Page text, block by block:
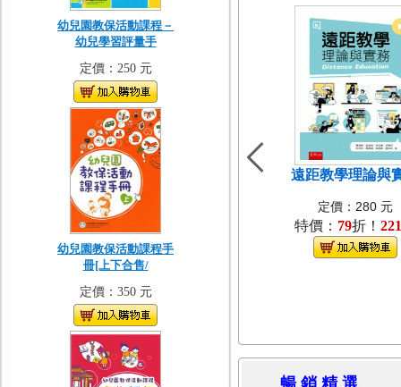
幼兒園教保活動課程－
幼兒學習評量手
定價：250 元
幼兒園教保活動課程手
冊[上下合售/
定價：350 元
遠距教學理論與
定價：280 元
特價： 79折！ 221
暢 銷 精